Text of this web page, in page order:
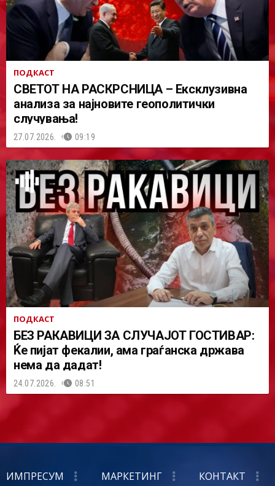
ПОДКАСТ
СВЕТОТ НА РАСКРСНИЦА – Ексклузивна
анализа за најновите геополитички
случувања!
27.07.2026. 09:19
ПОДКАСТ
БЕЗ РАКАВИЦИ ЗА СЛУЧАЈОТ ГОСТИВАР:
Ќе пијат фекалии, ама граѓанска држава
нема да дадат!
24.07.2026. 08:51
ИМПРЕСУМ МАРКЕТИНГ КОНТАКТ